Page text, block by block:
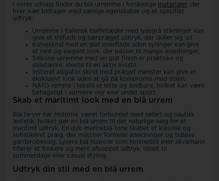
I vores udvalg finder du blå urremme i forskellige materialer, der
hver især bidrager med særlige egenskaber og et specifikt
udtryk:
Urremme i italiensk bøffellæder med lysegrå stikninger kan
give et stilfuldt og særpræget udtryk, der skiller sig ud.
Kalveskind med en glat overflade uden syninger kan give
et rent og elegant look, der passer til mange anledninger.
Silikone-urremme med en glat finish er praktiske og
slidstærke, ideelle til en aktiv livsstil.
Imiteret alligator skind med præget mønster kan give et
eksklusivt look uden at gå på kompromis med stilen.
NATO-remme i tekstil er lette og åndbare, hvilket kan være
behageligt i varmere vejr eller under sport.
Skab et maritimt look med en blå urrem
Blå farver har historisk været forbundet med søfart og nautisk
æstetik, hvilket gør en blå urrem til det naturlige valg for et
maritimt udtryk. En dyb marineblå tone skaber et klassisk og
sofistikeret præg, der matcher formelle anledninger og tidløse
garderobevalg. Lysere blå nuancer som himmelblå eller akvamarin
tilfører et friskere og mere afslappet udtryk, ideelt til
sommerdage eller casual styling.
Udtryk din stil med en blå urrem